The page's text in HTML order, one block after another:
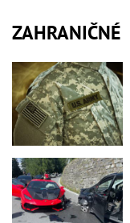
ZAHRANIČNÉ